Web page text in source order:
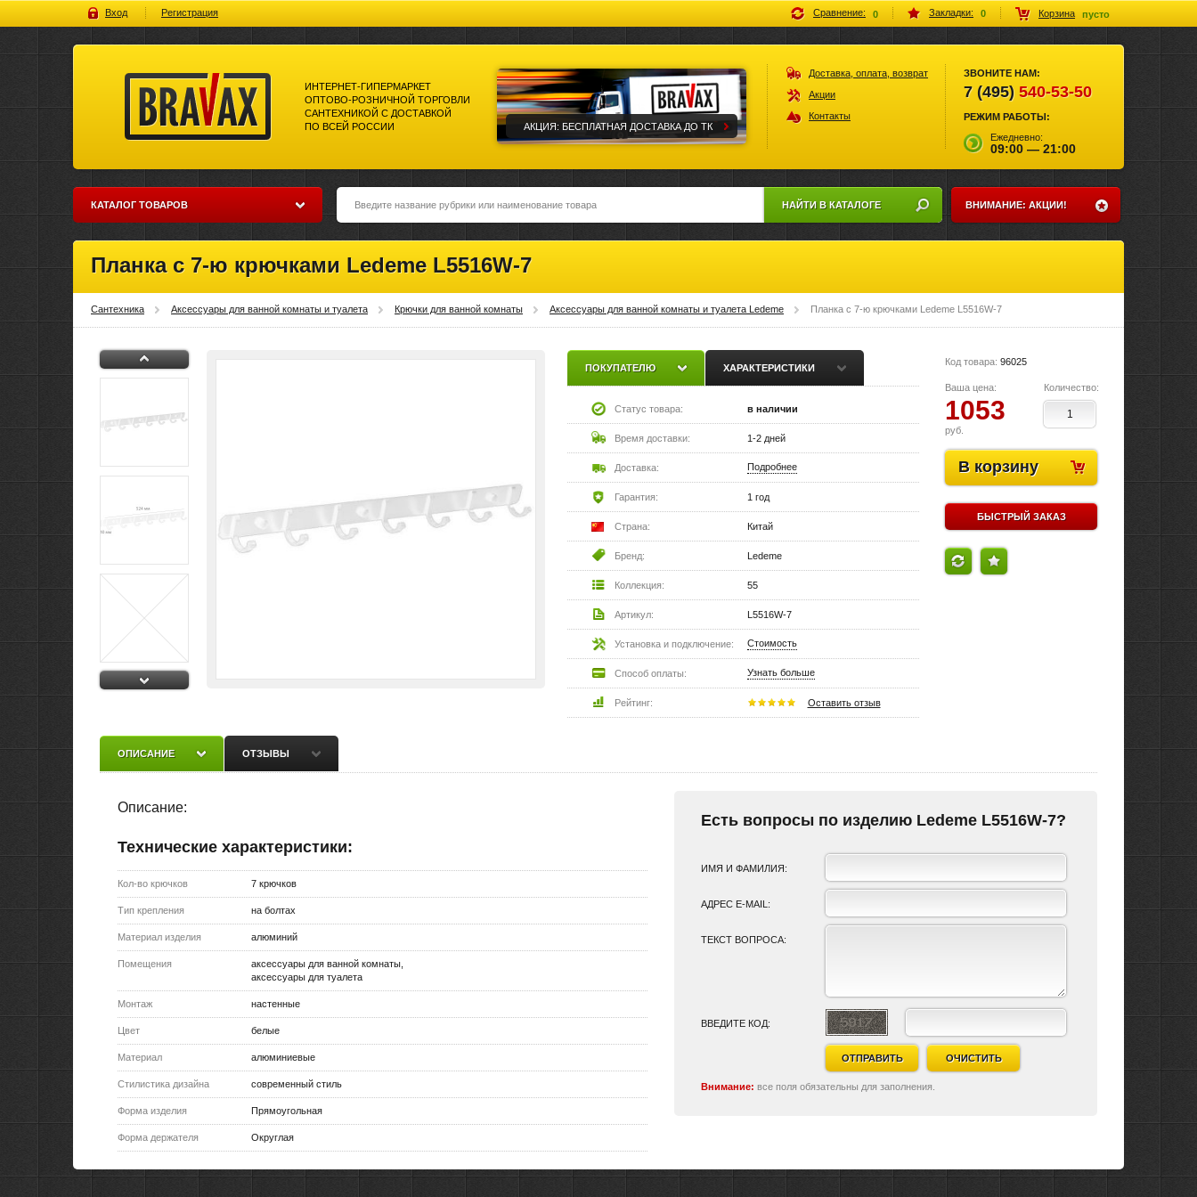
Вход Регистрация Сравнение: 0 Закладки: 0 Корзина пусто
всей россии
ИНТЕРНЕТ-ГИПЕРМАРКЕТ
ОПТОВО-РОЗНИЧНОЙ ТОРГОВЛИ
САНТЕХНИКОЙ С ДОСТАВКОЙ
ПО ВСЕЙ РОССИИ
АКЦИЯ: БЕСПЛАТНАЯ ДОСТАВКА ДО ТК
Доставка, оплата, возврат
Акции
Контакты
ЗВОНИТЕ НАМ:
7 (495) 540-53-50
РЕЖИМ РАБОТЫ:
Ежедневно:
09:00 — 21:00
КАТАЛОГ ТОВАРОВ ВНИМАНИЕ: АКЦИИ!
НАЙТИ В КАТАЛОГЕ
Планка с 7-ю крючками Ledeme L5516W-7
Сантехника Аксессуары для ванной комнаты и туалета Крючки для ванной комнаты Аксессуары для ванной комнаты и туалета Ledeme Планка с 7-ю крючками Ledeme L5516W-7
ПОКУПАТЕЛЮ ХАРАКТЕРИСТИКИ
Статус товара: в наличии
Время доставки: 1-2 дней
Доставка: Подробнее
Гарантия: 1 год
Страна: Китай
Бренд: Ledeme
Коллекция: 55
Артикул: L5516W-7
Установка и подключение: Стоимость
Способ оплаты: Узнать больше
Рейтинг: Оставить отзыв
Код товара: 96025
Ваша цена:
1053
руб.
Количество:
В корзину
БЫСТРЫЙ ЗАКАЗ
ОПИСАНИЕ ОТЗЫВЫ
Описание:
Технические характеристики:
Кол-во крючков 7 крючков
Тип крепления на болтах
Материал изделия алюминий
Помещения
аксессуары для ванной комнаты,
аксессуары для туалета
Монтаж настенные
Цвет белые
Материал алюминиевые
Стилистика дизайна современный стиль
Форма изделия Прямоугольная
Форма держателя Округлая
Есть вопросы по изделию Ledeme L5516W-7?
ИМЯ И ФАМИЛИЯ:
АДРЕС E-MAIL:
ТЕКСТ ВОПРОСА:
ВВЕДИТЕ КОД:
ОТПРАВИТЬ ОЧИСТИТЬ
Внимание: все поля обязательны для заполнения.